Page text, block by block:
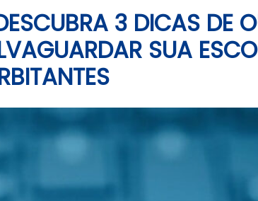
3 DICAS DE
SUA